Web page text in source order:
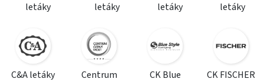
letáky
letáky
letáky
letáky
C&A letáky
Centrum
CK Blue
CK FISCHER